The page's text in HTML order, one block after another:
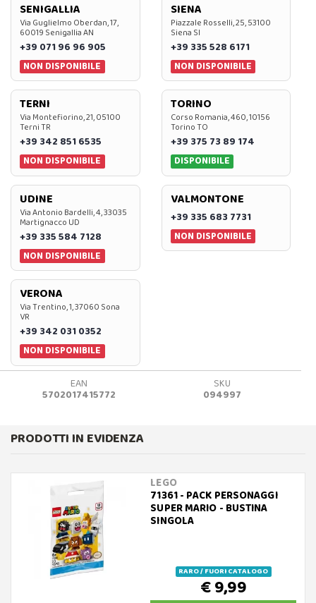
SENIGALLIA
Via Guglielmo Oberdan, 17,
60019 Senigallia AN
+39 071 96 96 905
NON DISPONIBILE
SIENA
Piazzale Rosselli, 25, 53100
Siena SI
+39 335 528 6171
NON DISPONIBILE
TERNI
Via Montefiorino, 21, 05100
Terni TR
+39 342 851 6535
NON DISPONIBILE
TORINO
Corso Romania, 460, 10156
Torino TO
+39 375 73 89 174
DISPONIBILE
UDINE
Via Antonio Bardelli, 4, 33035
Martignacco UD
+39 335 584 7128
NON DISPONIBILE
VALMONTONE
+39 335 683 7731
NON DISPONIBILE
VERONA
Via Trentino, 1, 37060 Sona
VR
+39 342 031 0352
NON DISPONIBILE
EAN
5702017415772
SKU
094997
PRODOTTI IN EVIDENZA
LEGO
71361 - PACK PERSONAGGI
SUPER MARIO - BUSTINA
SINGOLA
RARO / FUORI CATALOGO
€ 9,99